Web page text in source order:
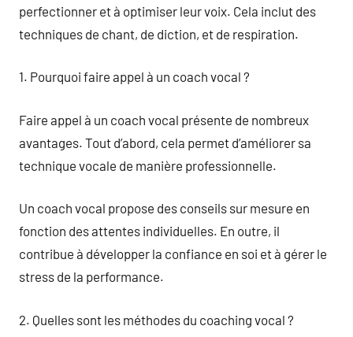
perfectionner et à optimiser leur voix. Cela inclut des
techniques de chant, de diction, et de respiration.
1. Pourquoi faire appel à un coach vocal ?
Faire appel à un coach vocal présente de nombreux
avantages. Tout d’abord, cela permet d’améliorer sa
technique vocale de manière professionnelle.
Un coach vocal propose des conseils sur mesure en
fonction des attentes individuelles. En outre, il
contribue à développer la confiance en soi et à gérer le
stress de la performance.
2. Quelles sont les méthodes du coaching vocal ?